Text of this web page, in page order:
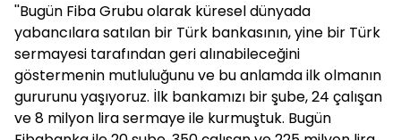
''Bugün Fiba Grubu olarak küresel dünyada
yabancılara satılan bir Türk bankasının, yine bir Türk
sermayesi tarafından geri alınabileceğini
göstermenin mutluluğunu ve bu anlamda ilk olmanın
gururunu yaşıyoruz. İlk bankamızı bir şube, 24 çalışan
ve 8 milyon lira sermaye ile kurmuştuk. Bugün